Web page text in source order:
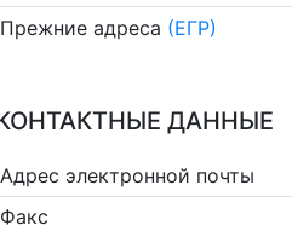
Прежние адреса (ЕГР)
ДАННЫЕ
Адрес электронной почты
Факс